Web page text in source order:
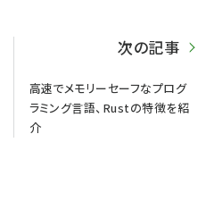
次の記事
高速でメモリーセーフなプログ
ラミング言語、Rustの特徴を紹
介